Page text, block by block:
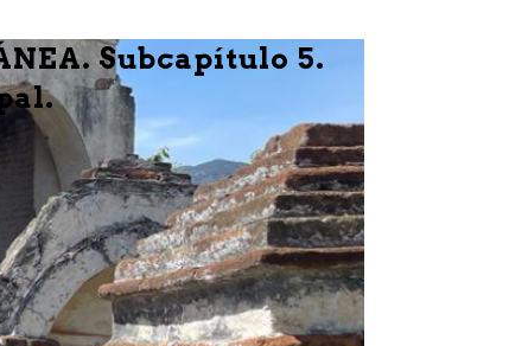
Subcapítulo 5.